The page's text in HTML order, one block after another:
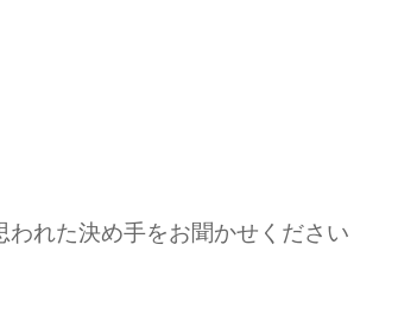
れた決め手をお聞かせください